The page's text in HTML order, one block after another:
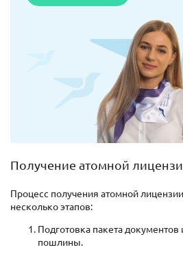
Получение атомной
Процесс получения атомной
несколько этапов:
Подготовка пакета документов
пошлины.